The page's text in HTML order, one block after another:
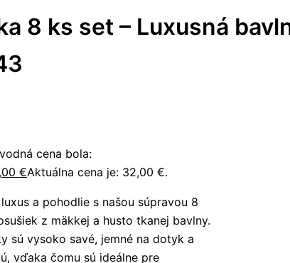
8 ks set – Luxusná
cena bola:
€Aktuálna cena je: 32,00 €.
a pohodlie s našou súpravou 8
z mäkkej a husto tkanej bavlny.
sú vysoko savé, jemné na dotyk a
vďaka čomu sú ideálne pre